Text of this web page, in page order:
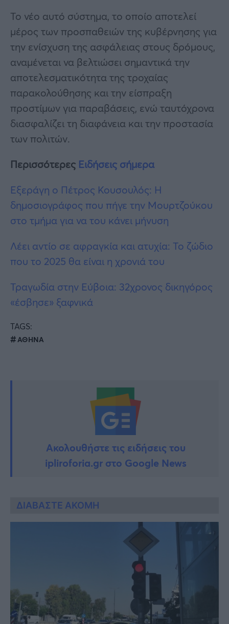
Το νέο αυτό σύστημα, το οποίο αποτελεί
μέρος των προσπαθειών της κυβέρνησης για
την ενίσχυση της ασφάλειας στους δρόμους,
αναμένεται να βελτιώσει σημαντικά την
αποτελεσματικότητα της τροχαίας
παρακολούθησης και την είσπραξη
προστίμων για παραβάσεις, ενώ ταυτόχρονα
διασφαλίζει τη διαφάνεια και την προστασία
των πολιτών.
Περισσότερες Ειδήσεις σήμερα
Εξεράγη ο Πέτρος Κουσουλός: Η
δημοσιογράφος που πήγε την Μουρτζούκου
στο τμήμα για να του κάνει μήνυση
Λέει αντίο σε αφραγκία και ατυχία: Το ζώδιο
που το 2025 θα είναι η χρονιά του
Τραγωδία στην Εύβοια: 32χρονος δικηγόρος
«έσβησε» ξαφνικά
TAGS:
ΑΘΗΝΑ
Ακολουθήστε τις ειδήσεις του
ipliroforia.gr στο Google News
ΔΙΑΒΑΣΤΕ ΑΚΟΜΗ